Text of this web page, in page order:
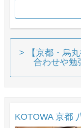
> 【京都・烏
合わせや勉
KOTOWA 京都